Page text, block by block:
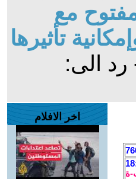
مع
تأثيرها
رد الى:
ة
اخر الافلام